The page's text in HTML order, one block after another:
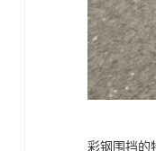
彩钢围挡的